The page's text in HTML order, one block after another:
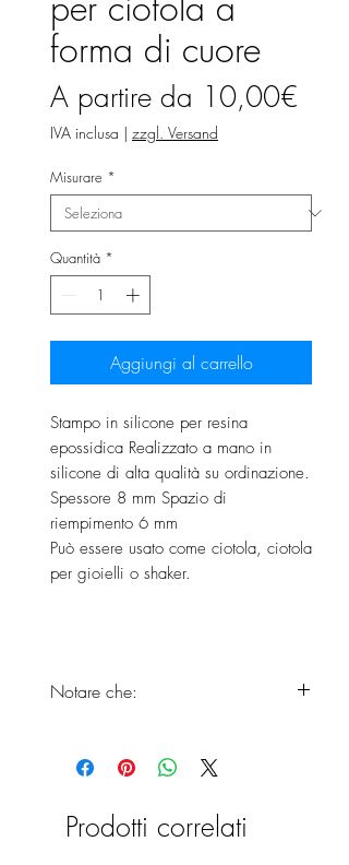
forma di cuore
A partire da 10,00€
IVA inclusa | zzgl. Versand
Misurare *
Quantità *
Aggiungi al carrello
Stampo in silicone per resina
epossidica Realizzato a mano in
silicone di alta qualità su ordinazione.
Spessore 8 mm Spazio di
riempimento 6 mm
Può essere usato come ciotola, ciotola
per gioielli o shaker.
Notare che:
lucida dello stampo in silicone, per
un piccolo anello sul lato del pezzo
finito. Ciò è particolarmente facile
Prodotti correlati